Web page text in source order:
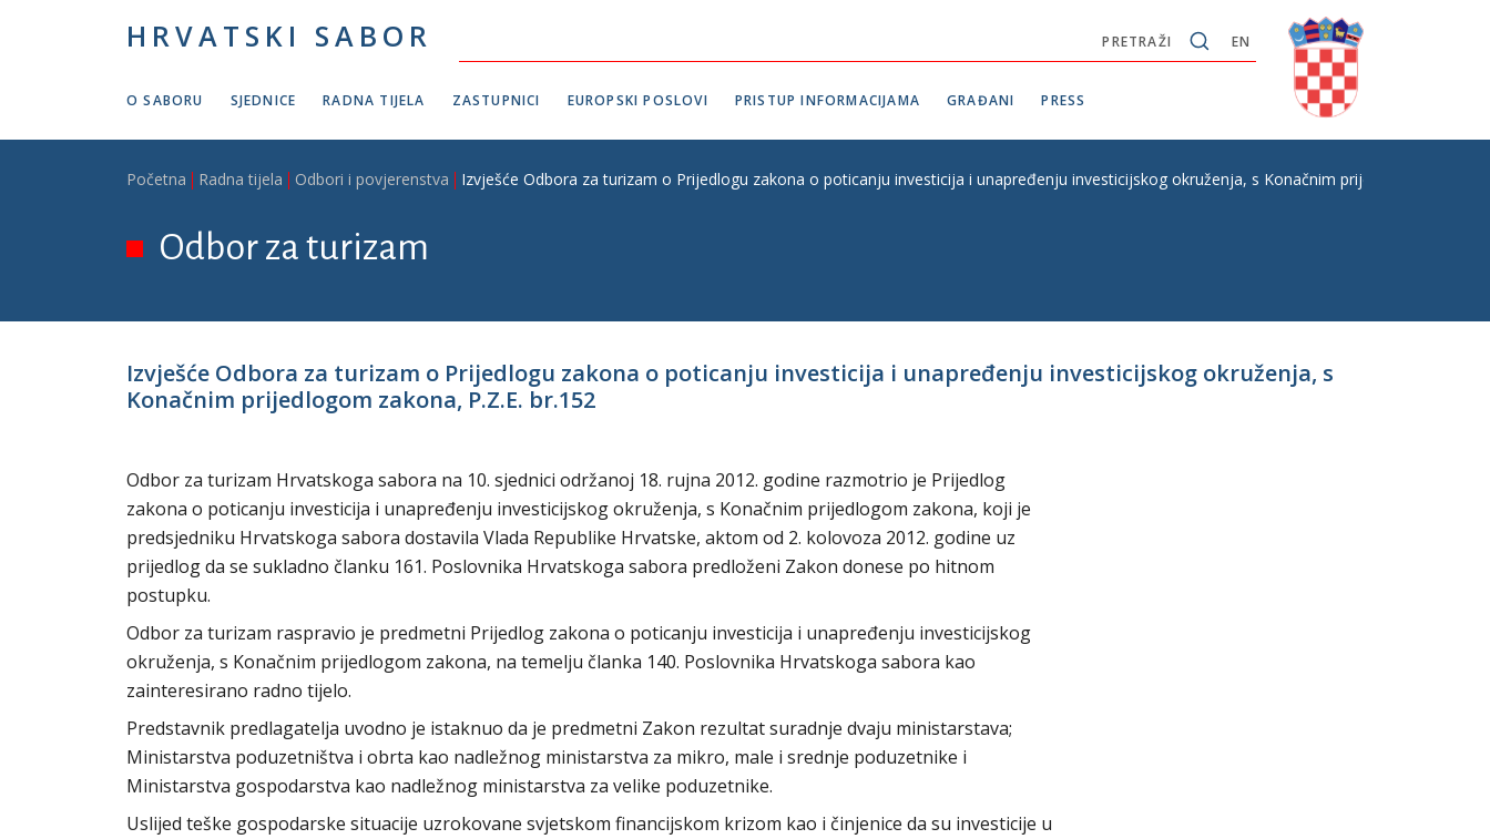
HRVATSKI SABOR EN
PRETRAŽI
O SABORU SJEDNICE RADNA TIJELA ZASTUPNICI EUROPSKI POSLOVI PRISTUP INFORMACIJAMA GRAĐANI PRESS
Breadcrumb
Početna Radna tijela Odbori i povjerenstva Izvješće Odbora za turizam o Prijedlogu zakona o poticanju investicija i unapređenju investicijskog okruženja, s Konačnim prijedlogom zakona,
Odbor za turizam
Izvješće Odbora za turizam o Prijedlogu zakona o poticanju investicija i unapređenju investicijskog okruženja, s
Konačnim prijedlogom zakona, P.Z.E. br.152
Odbor za turizam Hrvatskoga sabora na 10. sjednici održanoj 18. rujna 2012. godine razmotrio je Prijedlog
zakona o poticanju investicija i unapređenju investicijskog okruženja, s Konačnim prijedlogom zakona, koji je
predsjedniku Hrvatskoga sabora dostavila Vlada Republike Hrvatske, aktom od 2. kolovoza 2012. godine uz
prijedlog da se sukladno članku 161. Poslovnika Hrvatskoga sabora predloženi Zakon donese po hitnom
postupku.
Odbor za turizam raspravio je predmetni Prijedlog zakona o poticanju investicija i unapređenju investicijskog
okruženja, s Konačnim prijedlogom zakona, na temelju članka 140. Poslovnika Hrvatskoga sabora kao
zainteresirano radno tijelo.
Predstavnik predlagatelja uvodno je istaknuo da je predmetni Zakon rezultat suradnje dvaju ministarstava;
Ministarstva poduzetništva i obrta kao nadležnog ministarstva za mikro, male i srednje poduzetnike i
Ministarstva gospodarstva kao nadležnog ministarstva za velike poduzetnike.
Uslijed teške gospodarske situacije uzrokovane svjetskom financijskom krizom kao i činjenice da su investicije u